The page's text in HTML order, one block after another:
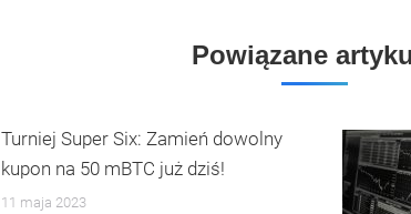
Powiązane
Turniej Super Six: Zamień dowolny
kupon na 50 mBTC już dziś!
11 maja 2023